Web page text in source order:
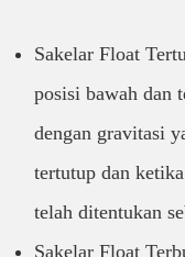
Sakelar Float
posisi bawah dan
dengan gravitasi
tertutup dan
telah ditentukan
Sakelar Float